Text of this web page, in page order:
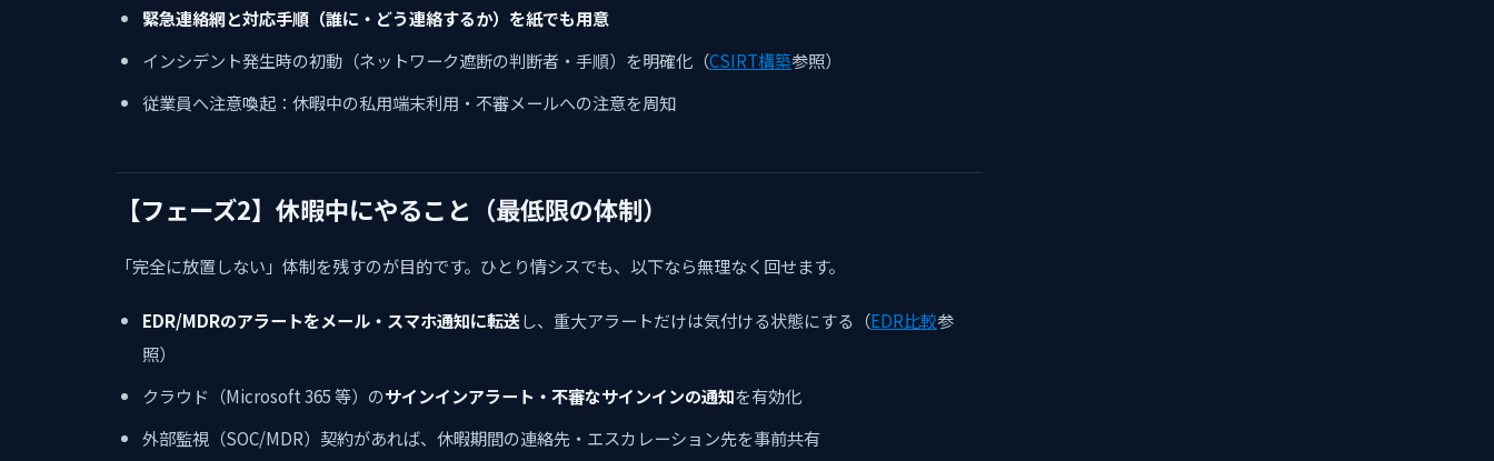
緊急連絡網と対応手順（誰に・どう連絡するか）を紙でも用意
インシデント発生時の初動（ネットワーク遮断の判断者・手順）を明確化（CSIRT構築参照）
従業員へ注意喚起：休暇中の私用端末利用・不審メールへの注意を周知
【フェーズ2】休暇中にやること（最低限の体制）
「完全に放置しない」体制を残すのが目的です。ひとり情シスでも、以下なら無理なく回せます。
EDR/MDRのアラートをメール・スマホ通知に転送し、重大アラートだけは気付ける状態にする（EDR比較参
照）
クラウド（Microsoft 365 等）のサインインアラート・不審なサインインの通知を有効化
外部監視（SOC/MDR）契約があれば、休暇期間の連絡先・エスカレーション先を事前共有